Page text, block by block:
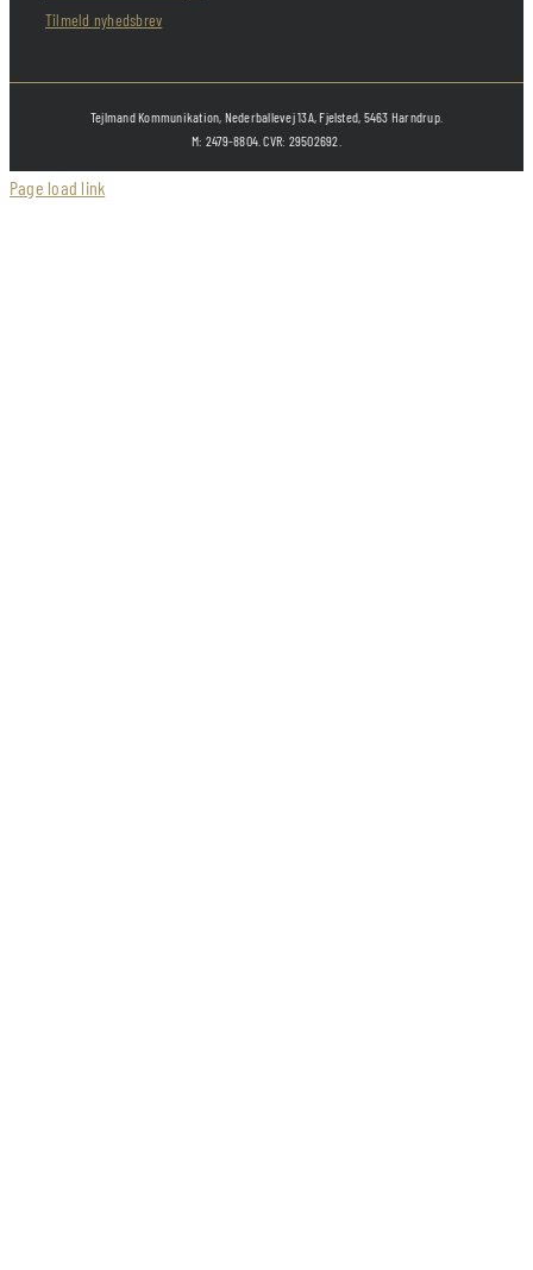
Tilmeld nyhedsbrev
Tejlmand Kommunikation, Nederballevej 13A, Fjelsted, 5463 Harndrup.
M: 2479-8804. CVR: 29502692.
Page load link